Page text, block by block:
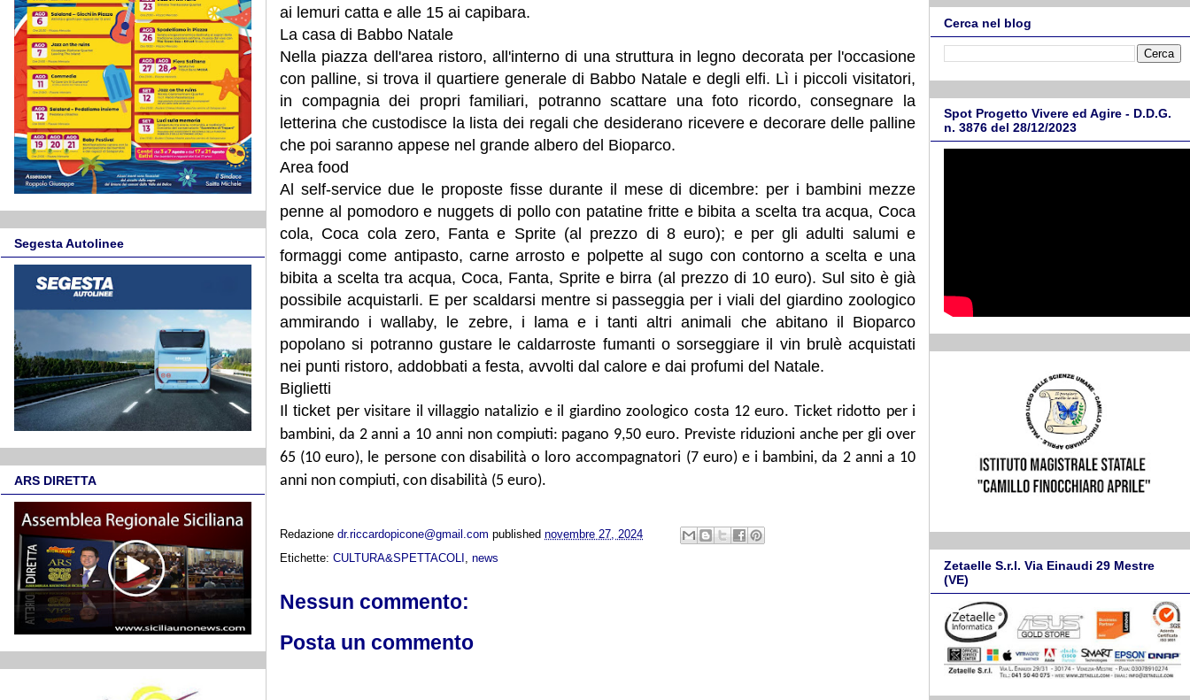
ai lemuri catta e alle 15 ai capibara.
La casa di Babbo Natale
Nella piazza dell'area ristoro, all'interno di una struttura in legno decorata per l'occasione
con palline, si trova il quartiere generale di Babbo Natale e degli elfi. Lì i piccoli visitatori,
in compagnia dei propri familiari, potranno scattare una foto ricordo, consegnare la
letterina che custodisce la lista dei regali che desiderano ricevere e decorare delle palline
che poi saranno appese nel grande albero del Bioparco.
Area food
Al self-service due le proposte fisse durante il mese di dicembre: per i bambini mezze
penne al pomodoro e nuggets di pollo con patatine fritte e bibita a scelta tra acqua, Coca
cola, Coca cola zero, Fanta e Sprite (al prezzo di 8 euro); e per gli adulti salumi e
formaggi come antipasto, carne arrosto e polpette al sugo con contorno a scelta e una
bibita a scelta tra acqua, Coca, Fanta, Sprite e birra (al prezzo di 10 euro). Sul sito è già
possibile acquistarli. E per scaldarsi mentre si passeggia per i viali del giardino zoologico
ammirando i wallaby, le zebre, i lama e i tanti altri animali che abitano il Bioparco
popolano si potranno gustare le caldarroste fumanti o sorseggiare il vin brulè acquistati
nei punti ristoro, addobbati a festa, avvolti dal calore e dai profumi del Natale.
Biglietti
Il ticket per visitare il villaggio natalizio e il giardino zoologico costa 12 euro. Ticket ridotto per i
bambini, da 2 anni a 10 anni non compiuti: pagano 9,50 euro. Previste riduzioni anche per gli over
65 (10 euro), le persone con disabilità o loro accompagnatori (7 euro) e i bambini, da 2 anni a 10
anni non compiuti, con disabilità (5 euro).
Redazione dr.riccardopicone@gmail.com published novembre 27, 2024
Etichette: CULTURA&SPETTACOLI news
Nessun commento:
Posta un commento
Segesta Autolinee
ARS DIRETTA
Cerca nel blog
Spot Progetto Vivere ed Agire - D.D.G.
n. 3876 del 28/12/2023
Zetaelle S.r.l. Via Einaudi 29 Mestre
(VE)